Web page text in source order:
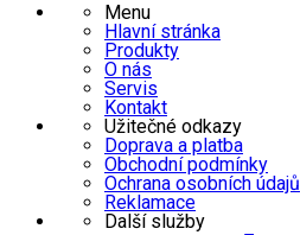
Menu
Hlavní stránka
Produkty
O nás
Servis
Kontakt
Užitečné odkazy
Doprava a platba
Obchodní podmínky
Ochrana osobních údajů
Reklamace
Další služby